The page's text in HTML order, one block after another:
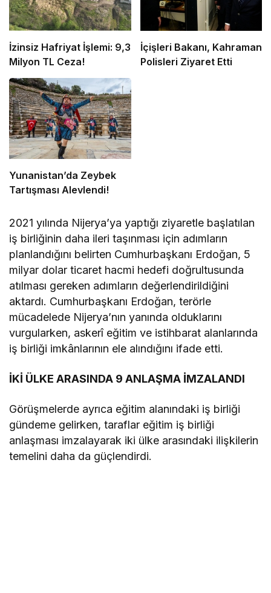
İzinsiz Hafriyat İşlemi: 9,3
Milyon TL Ceza!
İçişleri Bakanı, Kahraman
Polisleri Ziyaret Etti
Yunanistan’da Zeybek
Tartışması Alevlendi!
2021 yılında Nijerya’ya yaptığı ziyaretle başlatılan
iş birliğinin daha ileri taşınması için adımların
planlandığını belirten Cumhurbaşkanı Erdoğan, 5
milyar dolar ticaret hacmi hedefi doğrultusunda
atılması gereken adımların değerlendirildiğini
aktardı. Cumhurbaşkanı Erdoğan, terörle
mücadelede Nijerya’nın yanında olduklarını
vurgularken, askerî eğitim ve istihbarat alanlarında
iş birliği imkânlarının ele alındığını ifade etti.
İKİ ÜLKE ARASINDA 9 ANLAŞMA İMZALANDI
Görüşmelerde ayrıca eğitim alanındaki iş birliği
gündeme gelirken, taraflar eğitim iş birliği
anlaşması imzalayarak iki ülke arasındaki ilişkilerin
temelini daha da güçlendirdi.